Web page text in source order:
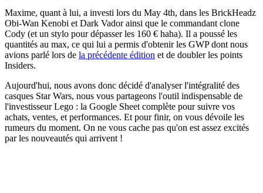
Maxime, quant à lui, a investi lors du May 4th, dans les BrickHeadz
Obi-Wan Kenobi et Dark Vadorainsi que le commandant clone
Cody (et un stylo pour dépasser les 160 € haha). Il a poussé les
quantités au max, ce qui lui a permis d'obtenir les GWP dont nous
avions parlé lors de la précédente édition et de doubler les points
Insiders.
Aujourd'hui, nous avons donc décidé d'analyser l'intégralité des
casques Star Wars, nous vous partageons l'outil indispensable de
l'investisseur Lego : la Google Sheet complète pour suivre vos
achats, ventes, et performances. Et pour finir, on vous dévoile les
rumeurs du moment. On ne vous cache pas qu'on est assez excités
par les nouveautés qui arrivent !